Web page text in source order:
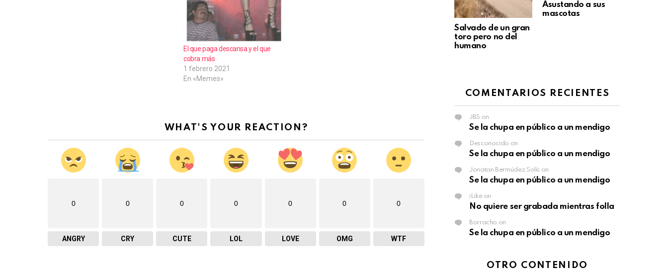
El que paga descansa y el que
cobra más
1 febrero 2021
En «Memes»
WHAT'S YOUR REACTION?
0
ANGRY
0
CRY
0
CUTE
0
LOL
0
LOVE
0
OMG
0
WTF
Salvado de un gran
toro pero no del
humano
Asustando a sus
mascotas
COMENTARIOS RECIENTES
JBS on
Se la chupa en público a un mendigo
Desconocido on
Se la chupa en público a un mendigo
Jonatan Bermúdez Solís on
Se la chupa en público a un mendigo
iLikeon
No quiere ser grabada mientras folla
Borracho on
Se la chupa en público a un mendigo
OTRO CONTENIDO